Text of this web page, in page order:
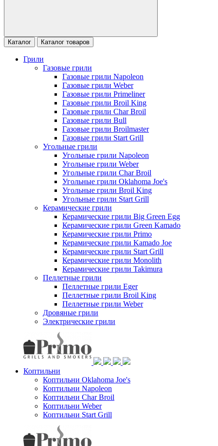
Каталог Каталог товаров
Грили
Газовые грили
Газовые грили Napoleon
Газовые грили Weber
Газовые грили Primeliner
Газовые грили Broil King
Газовые грили Char Broil
Газовые грили Bull
Газовые грили Broilmaster
Газовые грили Start Grill
Угольные грили
Угольные грили Napoleon
Угольные грили Weber
Угольные грили Char Broil
Угольные грили Oklahoma Joe's
Угольные грили Broil King
Угольные грили Start Grill
Керамические грили
Керамические грили Big Green Egg
Керамические грили Green Kamado
Керамические грили Primo
Керамические грили Kamado Joe
Керамические грили Start Grill
Керамические грили Monolith
Керамические грили Takimura
Пеллетные грили
Пеллетные грили Eger
Пеллетные грили Broil King
Пеллетные грили Weber
Дровяные грили
Электрические грили
Коптильни
Коптильни Oklahoma Joe's
Коптильни Napoleon
Коптильни Char Broil
Коптильни Weber
Коптильни Start Grill